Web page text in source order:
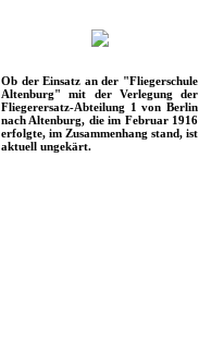
Ob der Einsatz an der "Fliegerschule
Altenburg" mit der Verlegung der
Fliegerersatz-Abteilung 1 von Berlin
nach Altenburg, die im Februar 1916
erfolgte, im Zusammenhang stand, ist
aktuell ungekärt.